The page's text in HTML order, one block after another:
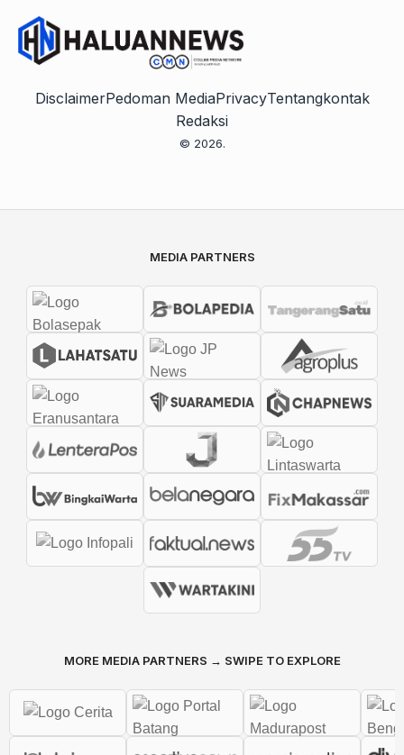
DisclaimerPedoman MediaPrivacyTentangkontak
Redaksi
© 2026.
MEDIA PARTNERS
MORE MEDIA PARTNERS → SWIPE TO EXPLORE